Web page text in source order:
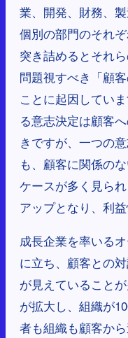
業、開発、財務、
個別の部門のそれ
突き詰めるとそれ
問題視すべき「顧
ことに起因してい
る意志決定は顧客
きですが、一つの
も、顧客に関係の
ケースが多く見ら
アップとなり、利
成長企業を率いる
に立ち、顧客との
が見えていること
が拡大し、組織が
者も組織も顧客か